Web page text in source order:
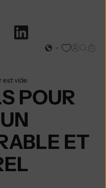
Page
est vide
POUR
ET